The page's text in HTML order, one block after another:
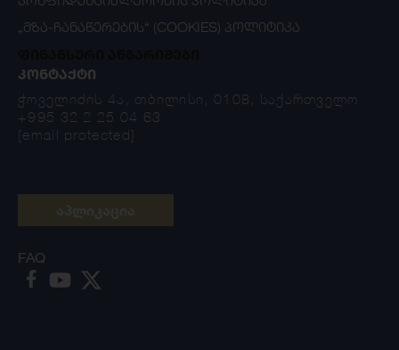
„ᲛᲖᲐ-ᲩᲐᲜᲐᲬᲔᲠᲔᲑᲘᲡ“ (COOKIES) ᲞᲝᲚᲘᲢᲘᲙᲐ
ᲙᲝᲜᲢᲐᲥᲢᲘ
ჭოველიძის 4ა, თბილისი, 0108, საქართველო
+995 32 2 25 04 63
[email protected]
FAQ